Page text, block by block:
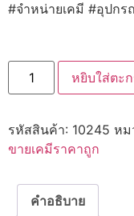
#จำหน่ายเคมี #อุปกร
จำนวน
10245
Anti-
ระงับ
เหงื่อ
ชิ้น
หยิบใส่ตะ
รหัสสินค้า: 10245 หม
ขายเคมีราคาถูก
คำอธิบาย